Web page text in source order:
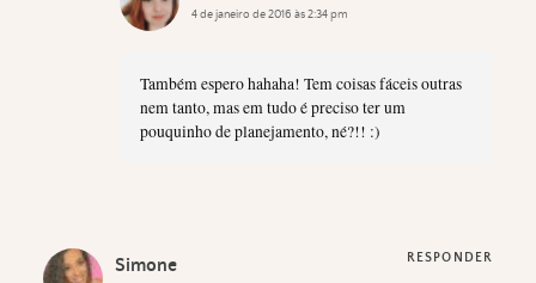
4 de janeiro de 2016 às 2:34 pm
Também espero hahaha! Tem coisas fáceis outras
nem tanto, mas em tudo é preciso ter um
pouquinho de planejamento, né?!! :)
Simone RESPONDER